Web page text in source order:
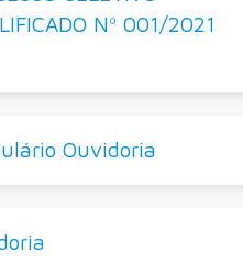
Nº 001/2021
Ouvidoria